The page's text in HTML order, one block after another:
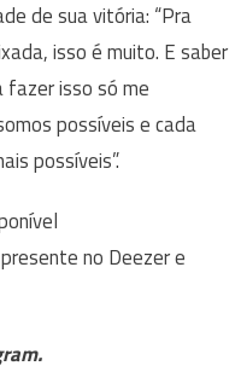
de sua vitória: “Pra
isso é muito. E saber
isso só me
possíveis e cada
possíveis”.
no Deezer e